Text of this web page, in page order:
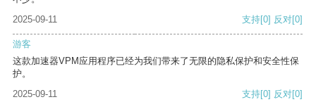
2025-09-11
支持[0] 反对[0]
游客
这款加速器VPM应用程序已经为我们带来了无限的隐私保护和安全性保
护。
2025-09-11
支持[0] 反对[0]